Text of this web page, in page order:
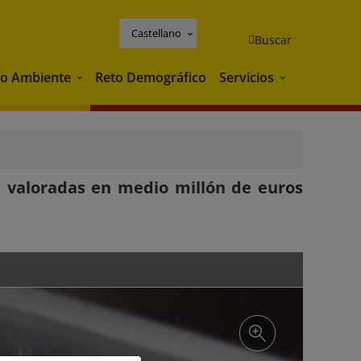
Castellano Buscar
Ambiente Medio Ambiente
Reto Demográfico Servicios Servicios
en medio millón de euros